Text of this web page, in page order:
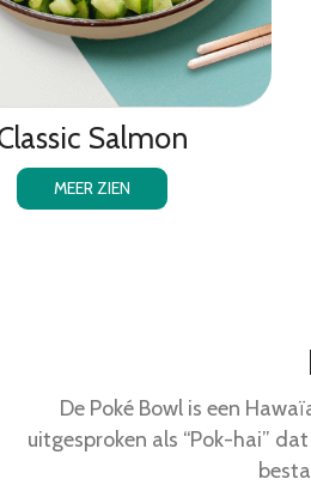
Salmon
MEER ZIEN
De Poké Bowl is een
uitgesproken als “Pok-hai”